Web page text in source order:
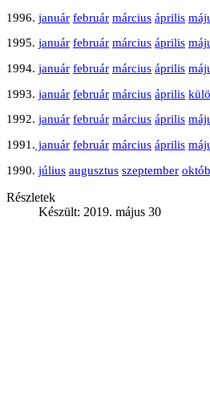
1996. január február március április
1995. január február március április
1994. január február március április
1993. január február március április
1992. január február március április
1991. január február március április
1990. július augusztus szeptember
Részletek
Készült: 2019. május 30